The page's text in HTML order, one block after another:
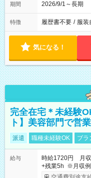
期間 2026/9/1～長期
特徴 履歴書不要 / 服装
気になる！
完全在宅＊未経験
ト】美容部門で営
派遣 職種未経験OK ブラ
給与
時給1720円 月収
+残業5h ※月収例
取りサービス利